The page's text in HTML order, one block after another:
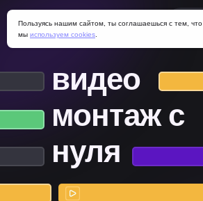
видео
монтаж с
нуля
Пользуясь нашим сайтом, ты соглашаешься с тем, что
мы используем cookies